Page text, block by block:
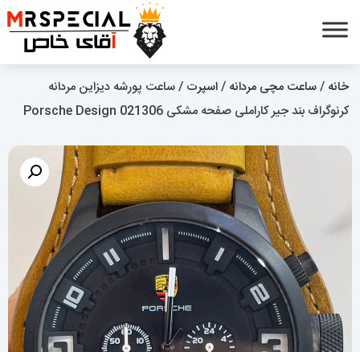
خانه /ساعت مچی مردانه /اسپرت / ساعت پورشه دیزاین مردانه
کرنوگراف بند جیر کاراملی صفحه مشکی Porsche Design 021306